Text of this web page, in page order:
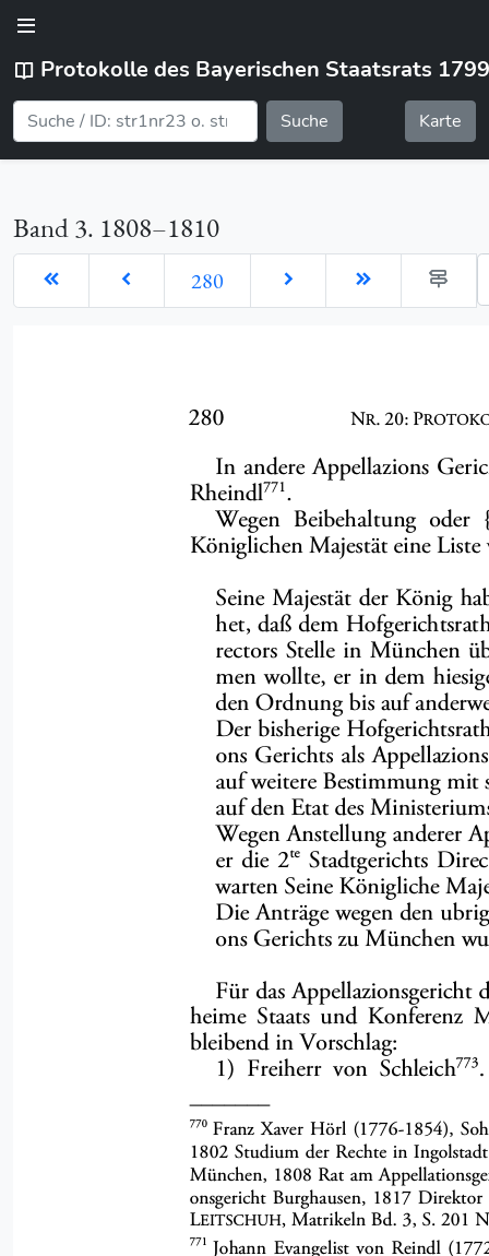
Protokolle des Bayerischen Staatsrats
Suche Karte
Band 3. 1808–1810
280